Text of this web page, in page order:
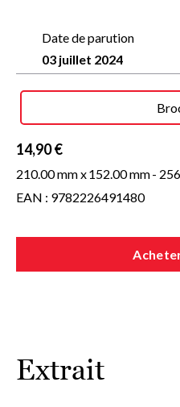
L’histoire vraie d’une
dans une Cour qui ne
Date de parution
03 juillet 2024
14,90 €
210.00 mm x152.00 mm-
EAN : 9782226491480
Extrait